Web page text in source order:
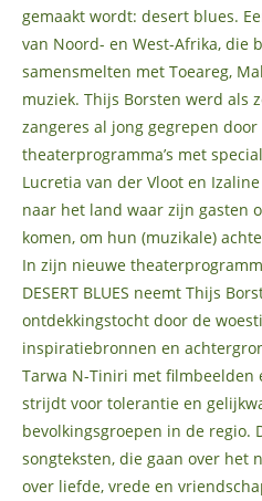
gemaakt wordt: desert blues.
van Noord- en West-Afrika, die
samensmelten met Toeareg,
muziek. Thijs Borsten werd als
zangeres al jong gegrepen
theaterprogramma’s met
Lucretia van der Vloot en
naar het land waar zijn gasten
komen, om hun (muzikale)
In zijn nieuwe
DESERT BLUES neemt Thijs
ontdekkingstocht door de
inspiratiebronnen en
Tarwa N-Tiniri met filmbeelden
strijdt voor tolerantie en
bevolkingsgroepen in de
songteksten, die gaan over het
over liefde, vrede en